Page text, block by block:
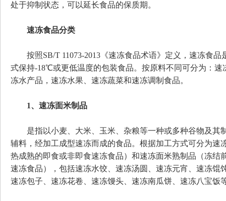
处于抑制状态，可以延长食品的保质期。
速冻食品分类
按照SB/T 11073-2013《速冻食品术语》定义，速冻食品
式保持-18℃或更低温度的包装食品。按原料不同可分为：速
冻水产品，速冻水果、速冻蔬菜和速冻调制食品。
1、速冻面米制品
是指以小麦、大米、玉米、杂粮等一种或多种谷物及其
辅料，经加工成型速冻而成的食品。根据加工方式可分为速
热成熟的即食或非即食速冻食品）和速冻面米熟制品（冻结
速冻食品），包括速冻水饺、速冻汤圆、速冻元宵、速冻馄
速冻包子、速冻花卷、速冻馒头、速冻南瓜饼、速冻八宝饭